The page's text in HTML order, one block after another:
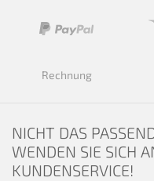
Rechnung
NICHT DAS
WENDEN SIE SICH
KUNDENSERVICE!